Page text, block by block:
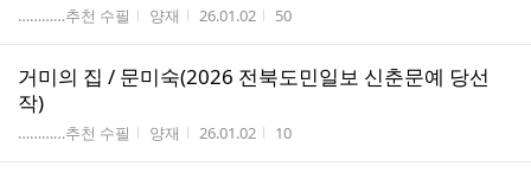
게시판명
…………추천 수필 작성자
양재 작성시간
26.01.02 조회수
50
거미의 집 / 문미숙(2026 전북도민일보 신춘문예 당선
작)
게시판명
…………추천 수필 작성자
양재 작성시간
26.01.02 조회수
10